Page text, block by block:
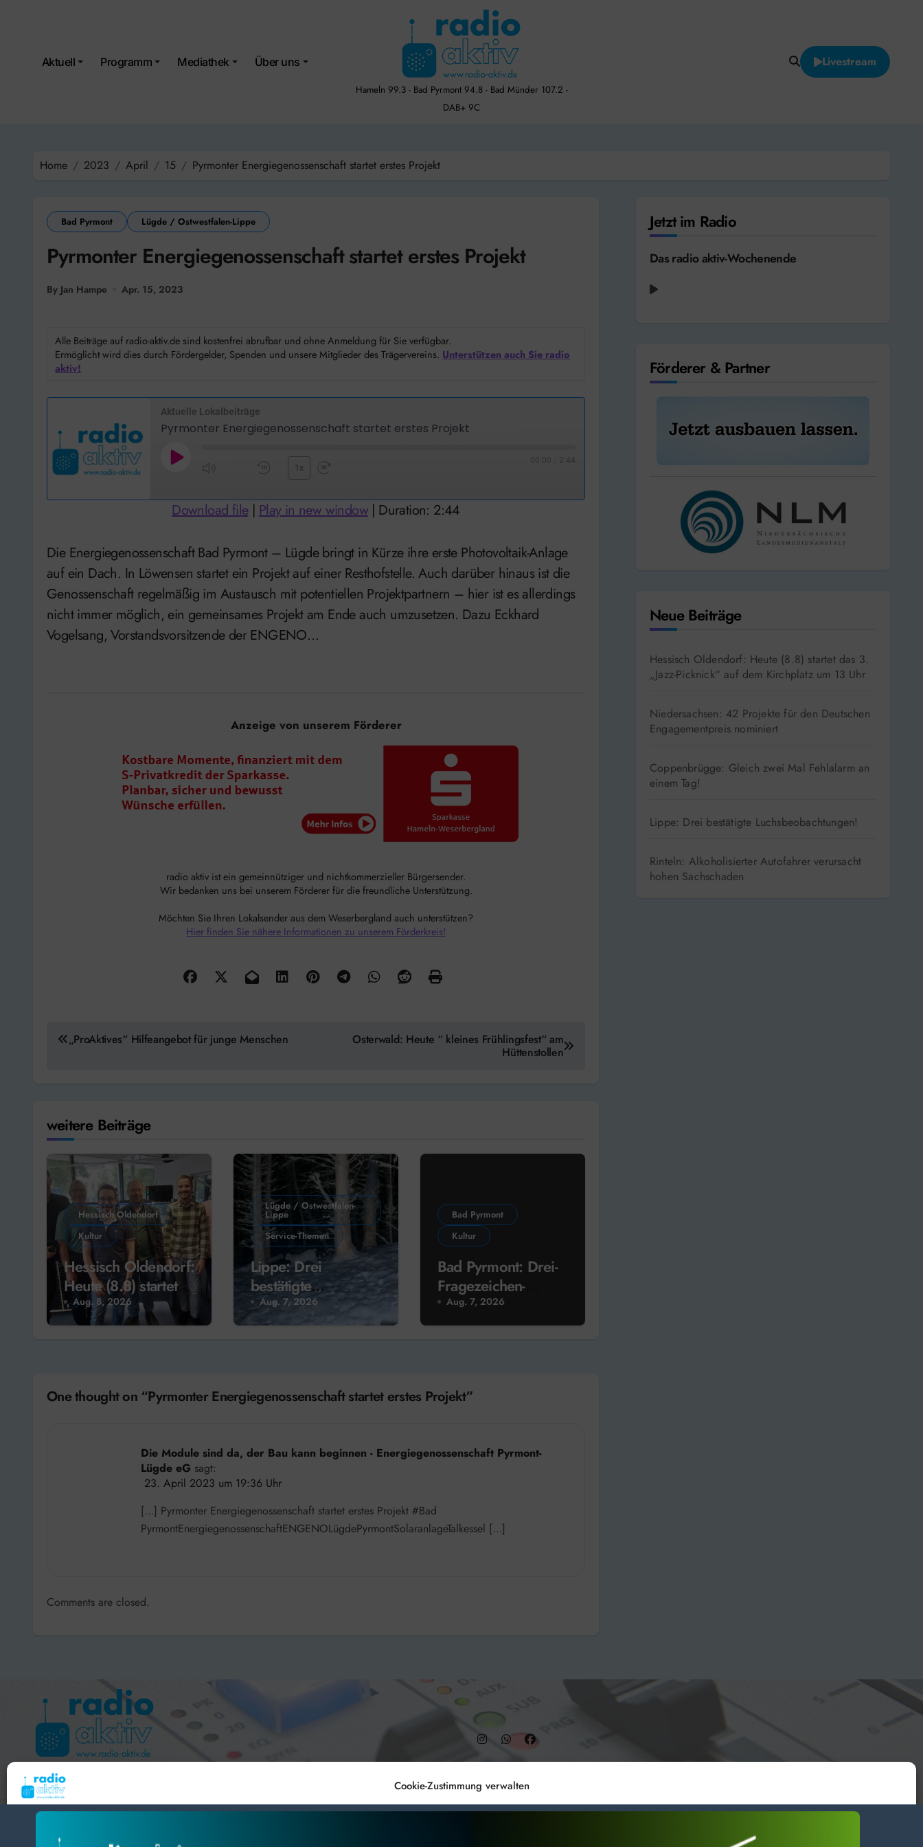
Cookie-Zustimmung verwalten
Aktuell Programm Mediathek Über uns
Hameln 99.3 - Bad Pyrmont 94.8 - Bad Münder 107.2 -
DAB+ 9C
Livestream
Home 2023 April 15 Pyrmonter Energiegenossenschaft startet erstes Projekt
Bad Pyrmont Lügde / Ostwestfalen-Lippe
Pyrmonter Energiegenossenschaft startet erstes Projekt
By Jan Hampe Apr. 15, 2023
Alle Beiträge auf radio-aktiv.de sind kostenfrei abrufbar und ohne Anmeldung für Sie verfügbar.
Ermöglicht wird dies durch Fördergelder, Spenden und unsere Mitglieder des Trägervereins. Unterstützen auch Sie radio
aktiv!
Aktuelle Lokalbeiträge
Pyrmonter Energiegenossenschaft startet erstes Projekt
Play
Mute/Unmute
Episode
Rewind
10
Seconds
1x
Forward
30
00:00 2:44
Download file| Play in new window| Duration: 2:44
Die Energiegenossenschaft Bad Pyrmont – Lügde bringt in Kürze ihre erste Photovoltaik-Anlage
auf ein Dach. In Löwensen startet ein Projekt auf einer Resthofstelle. Auch darüber hinaus ist die
Genossenschaft regelmäßig im Austausch mit potentiellen Projektpartnern – hier ist es allerdings
nicht immer möglich, ein gemeinsames Projekt am Ende auch umzusetzen. Dazu Eckhard
Vogelsang, Vorstandsvorsitzende der ENGENO…
Anzeige von unserem Förderer
radio aktiv ist ein gemeinnütziger und nichtkommerzieller Bürgersender.
Wir bedanken uns bei unserem Förderer für die freundliche Unterstützung.
Möchten Sie Ihren Lokalsender aus dem Weserbergland auch unterstützen?
Hier finden Sie nähere Informationen zu unserem Förderkreis!
Beitragsnavigation
„ProAktives“ Hilfeangebot für junge Menschen
Osterwald: Heute “ kleines Frühlingsfest“ am
Hüttenstollen
weitere Beiträge
Hessisch Oldendorf
Kultur
Hessisch Oldendorf:
Heute (8.8) startet
das 3. „Jazz-
Picknick“ auf dem
Aug. 8, 2026
Lügde / Ostwestfalen-
Lippe
Service-Themen
Lippe: Drei
bestätigte
Luchsbeobachtunge
n!
Aug. 7, 2026
Bad Pyrmont
Kultur
Bad Pyrmont: Drei-
Fragezeichen-
Sprecher liest heute
im Schlosshof
Aug. 7, 2026
One thought on “Pyrmonter Energiegenossenschaft startet erstes Projekt”
Die Module sind da, der Bau kann beginnen - Energiegenossenschaft Pyrmont-
Lügde eG sagt:
23. April 2023 um 19:36 Uhr
[…] Pyrmonter Energiegenossenschaft startet erstes Projekt #Bad
PyrmontEnergiegenossenschaftENGENOLügdePyrmontSolaranlageTalkessel […]
Comments are closed.
Jetzt im Radio
Das radio aktiv-Wochenende
Förderer & Partner
Neue Beiträge
Hessisch Oldendorf: Heute (8.8) startet das 3.
Niedersachsen: 42 Projekte für den Deutschen
Coppenbrügge: Gleich zwei Mal Fehlalarm an
Rinteln: Alkoholisierter Autofahrer verursacht
Hameln 99.3 – Bad Pyrmont 94.8 – Bad Münder 107.2 – DAB+ 9C